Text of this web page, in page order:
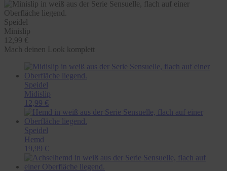
Speidel
Minislip
12,99 €
Mach deinen Look komplett
Speidel
Midislip
12,99 €
Speidel
Hemd
19,99 €